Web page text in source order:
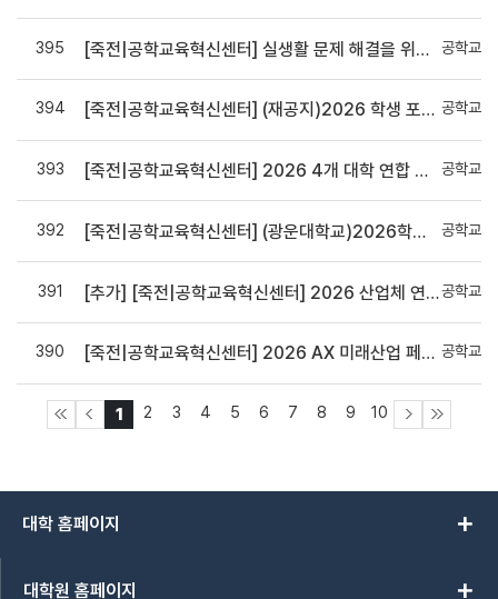
395 [죽전|공학교육혁신센터] 실생활 문제 해결을 위한 피지컬 AI 로봇 만들기 신청 안내 공학교
394 [죽전|공학교육혁신센터] (재공지)2026 학생 포트폴리오 경진대회 신청 안내(*제출 분야 수정) 공학교
393 [죽전|공학교육혁신센터] 2026 4개 대학 연합 창의융합캠프 개최 및 참가자 모집 안내 공학교
392 [죽전|공학교육혁신센터] (광운대학교)2026학년도 자율주행로봇 전문가 교육 참여자 모집 안내 공학교
391 [추가] [죽전|공학교육혁신센터] 2026 산업체 연계 캡스톤디자인(Echo+Project) 신청 연장 안내 (cs 로보틱스) (~04/1까지)공학교
390 [죽전|공학교육혁신센터] 2026 AX 미래산업 페스티벌 특강 시리즈 “AI 전환 시대, 산업과 커리어를 설계하다” 신청안내 공학교
1 2 3 4 5 6 7 8 9 10
대학 홈페이지 add
대학원 홈페이지 add